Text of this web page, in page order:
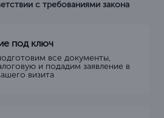
с требованиями закона
под ключ
все документы,
и подадим заявление в
визита